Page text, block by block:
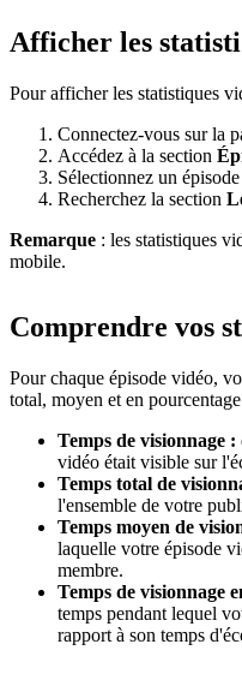
Afficher les
Pour afficher les statistiques
Connectez-vous sur la
Accédez à la section
Sélectionnez un
Recherchez la section
Remarque : les statistiques
mobile.
Comprendre vos
Pour chaque épisode vidéo,
total, moyen et en
Temps de visionnage :
vidéo était visible sur
Temps total de
l'ensemble de votre
Temps moyen de
laquelle votre épisode
membre.
Temps de visionnage
temps pendant lequel
rapport à son temps